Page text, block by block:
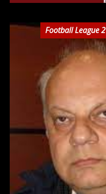
Football League 2